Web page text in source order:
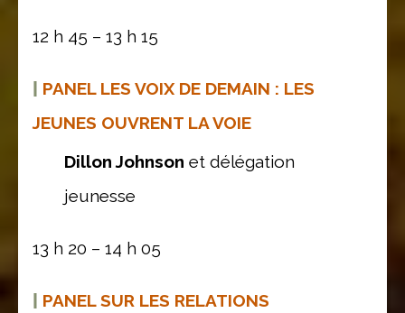
12 h 45 – 13 h 15
PANEL LES VOIX DE DEMAIN : LES
JEUNES OUVRENT LA VOIE
Dillon Johnson et délégation
jeunesse
13 h 20 – 14 h 05
PANEL SUR LES RELATIONS